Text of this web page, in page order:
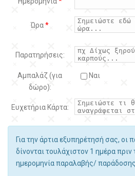
Ώρα*
Παρατηρήσεις:
Αμπαλάζ (για
δώρο):
Ναι
Ευχετήρια Κάρτα:
Για την άρτια εξυπηρέτησή σας, οι
δίνονται τουλάχιστον 1 ημέρα πριν
ημερομηνία παραλαβής/